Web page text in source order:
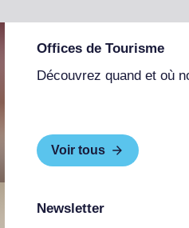
Offices de Tourisme
Découvrez quand et où
Voir tous
Newsletter